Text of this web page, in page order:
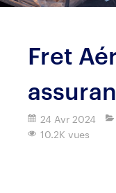
Fret
24 Avr 2024
10.2K vues